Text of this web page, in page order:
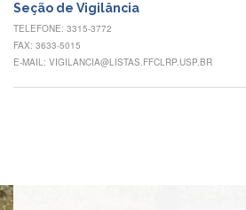
Formulários
Contato
INTERNACIONALIZAÇÃO
Seção de Vigilância
TELEFONE: 3315-3772
FAX: 3633-5015
E-MAIL: VIGILANCIA@LISTAS.FFCLRP.USP.BR